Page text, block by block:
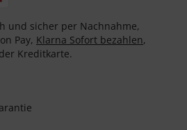
und sicher per Nachnahme,
Pay, Klarna Sofort bezahlen,
Kreditkarte.